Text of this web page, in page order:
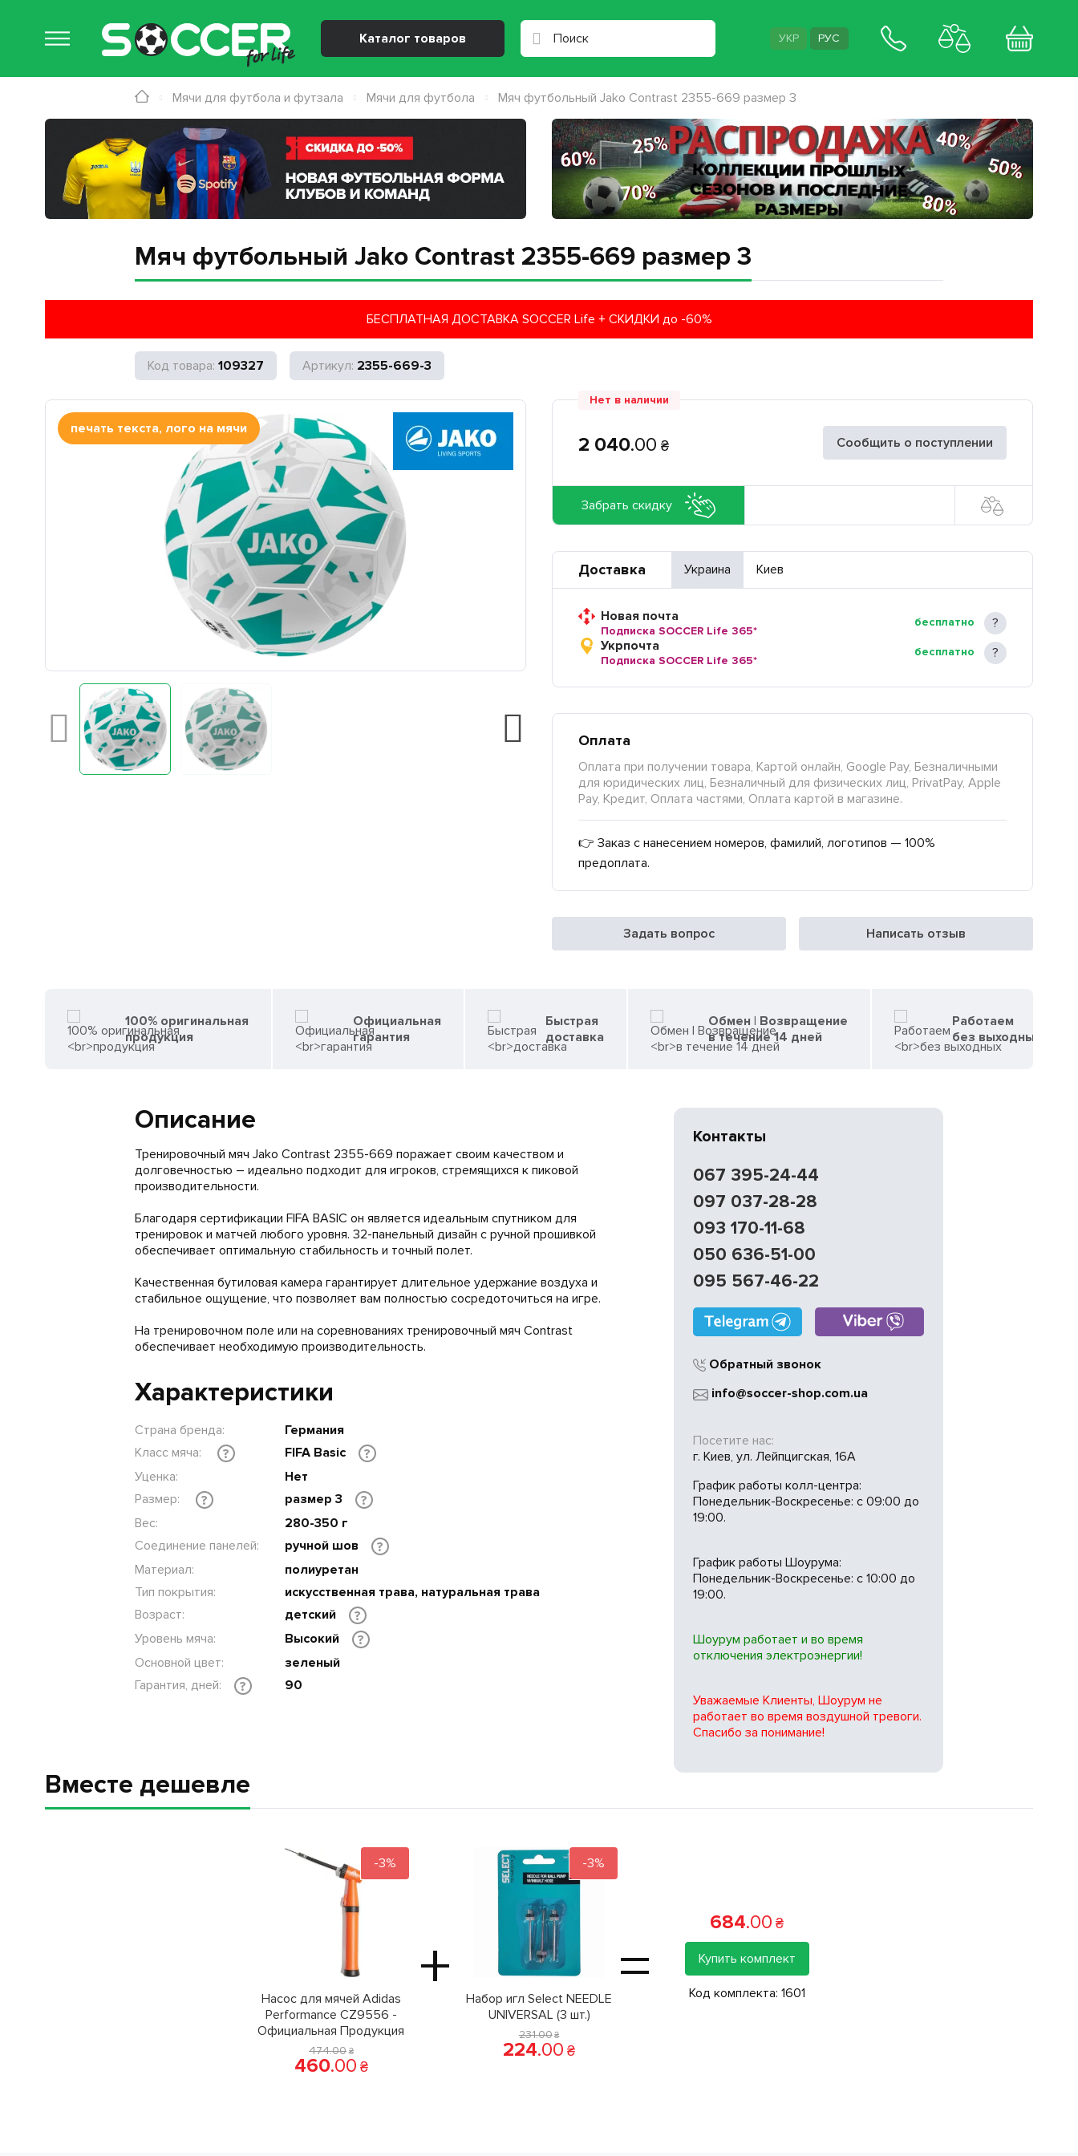
Мяч футбольный Jako Contrast 2355-669 размер 3
БЕСПЛАТНАЯ ДОСТАВКА SOCCER Life + СКИДКИ до -60%
109327 2355-669-3
печать текста, лого на мячи
Нет в наличии
2 040.00 ₴ Сообщить о поступлении
Забрать скидку
Доставка Украина Киев
Новая почта
Подписка SOCCER Life 365*
бесплатно
Укрпочта
Подписка SOCCER Life 365*
бесплатно
Оплата
Оплата при получении товара, Картой онлайн, Google Pay, Безналичными
для юридических лиц, Безналичный для физических лиц, PrivatPay, Apple
Pay, Кредит, Оплата частями, Оплата картой в магазине.
👉 Заказ с нанесением номеров, фамилий, логотипов — 100%
предоплата.
Задать вопрос Написать отзыв
100% оригинальная
продукция
Официальная
гарантия
Быстрая
доставка
Обмен | Возвращение
в течение 14 дней
Работаем
без выходных
Описание
Тренировочный мяч Jako Contrast 2355-669 поражает своим качеством и
долговечностью – идеально подходит для игроков, стремящихся к пиковой
производительности.
Благодаря сертификации FIFA BASIC он является идеальным спутником для
тренировок и матчей любого уровня. 32-панельный дизайн с ручной прошивкой
обеспечивает оптимальную стабильность и точный полет.
Качественная бутиловая камера гарантирует длительное удержание воздуха и
стабильное ощущение, что позволяет вам полностью сосредоточиться на игре.
На тренировочном поле или на соревнованиях тренировочный мяч Contrast
обеспечивает необходимую производительность.
Характеристики
Страна бренда:
Германия
Класс мяча:
? FIFA Basic
?
Уценка:
Нет
Размер:
? размер 3
?
Вес:
280-350 г
Соединение панелей:
ручной шов
?
Материал:
полиуретан
Тип покрытия:
искусственная трава, натуральная трава
Возраст:
детский
?
Уровень мяча:
Высокий
?
Основной цвет:
зеленый
Гарантия, дней:
? 90
Контакты
067 395-24-44
097 037-28-28
093 170-11-68
050 636-51-00
095 567-46-22
Обратный звонок
info@soccer-shop.com.ua
Посетите нас:
г. Киев, ул. Лейпцигская, 16А
График работы колл-центра:
Понедельник-Воскресенье: с 09:00 до
19:00.
График работы Шоурума:
Понедельник-Воскресенье: с 10:00 до
19:00.
Шоурум работает и во время
отключения электроэнергии!
Уважаемые Клиенты, Шоурум не
работает во время воздушной тревоги.
Спасибо за понимание!
Вместе дешевле
-3%
+
Насос для мячей Adidas
Performance CZ9556 -
Официальная Продукция
474.00 ₴
460.00 ₴
-3%
Набор игл Select NEEDLE
UNIVERSAL (3 шт.)
231.00 ₴
224.00 ₴
=
684.00 ₴
Купить комплект
Код комплекта: 1601
Каталог товаров УКР РУС
Мячи для футбола и футзала Мячи для футбола Мяч футбольный Jako Contrast 2355-669 размер 3